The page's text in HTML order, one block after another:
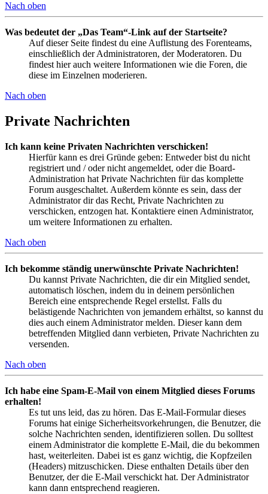
Nach oben
Was bedeutet der „Das Team“-Link auf der Startseite?
Auf dieser Seite findest du eine Auflistung des Forenteams,
einschließlich der Administratoren, der Moderatoren. Du
findest hier auch weitere Informationen wie die Foren, die
diese im Einzelnen moderieren.
Nach oben
Private Nachrichten
Ich kann keine Privaten Nachrichten verschicken!
Hierfür kann es drei Gründe geben: Entweder bist du nicht
registriert und / oder nicht angemeldet, oder die Board-
Administration hat Private Nachrichten für das komplette
Forum ausgeschaltet. Außerdem könnte es sein, dass der
Administrator dir das Recht, Private Nachrichten zu
verschicken, entzogen hat. Kontaktiere einen Administrator,
um weitere Informationen zu erhalten.
Nach oben
Ich bekomme ständig unerwünschte Private Nachrichten!
Du kannst Private Nachrichten, die dir ein Mitglied sendet,
automatisch löschen, indem du in deinem persönlichen
Bereich eine entsprechende Regel erstellst. Falls du
belästigende Nachrichten von jemandem erhältst, so kannst du
dies auch einem Administrator melden. Dieser kann dem
betreffenden Mitglied dann verbieten, Private Nachrichten zu
versenden.
Nach oben
Ich habe eine Spam-E-Mail von einem Mitglied dieses Forums
erhalten!
Es tut uns leid, das zu hören. Das E-Mail-Formular dieses
Forums hat einige Sicherheitsvorkehrungen, die Benutzer, die
solche Nachrichten senden, identifizieren sollen. Du solltest
einem Administrator die komplette E-Mail, die du bekommen
hast, weiterleiten. Dabei ist es ganz wichtig, die Kopfzeilen
(Headers) mitzuschicken. Diese enthalten Details über den
Benutzer, der die E-Mail verschickt hat. Der Administrator
kann dann entsprechend reagieren.